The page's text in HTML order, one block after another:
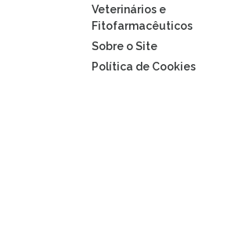
Veterinários e
Fitofarmacêuticos
Sobre o Site
Política de Cookies